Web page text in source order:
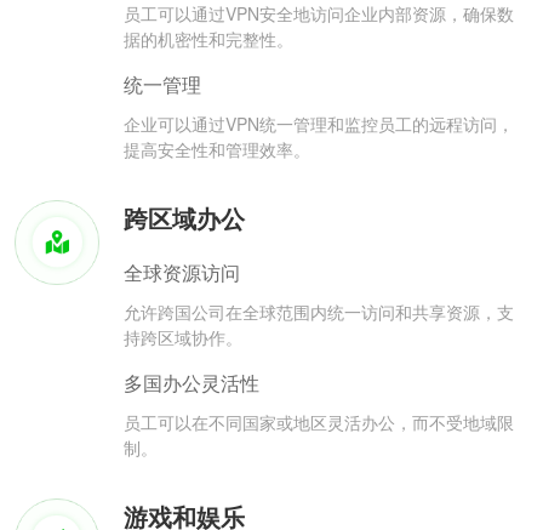
员工可以通过VPN安全地访问企业内部资源，确保数
据的机密性和完整性。
统一管理
企业可以通过VPN统一管理和监控员工的远程访问，
提高安全性和管理效率。
跨区域办公
全球资源访问
允许跨国公司在全球范围内统一访问和共享资源，支
持跨区域协作。
多国办公灵活性
员工可以在不同国家或地区灵活办公，而不受地域限
制。
游戏和娱乐